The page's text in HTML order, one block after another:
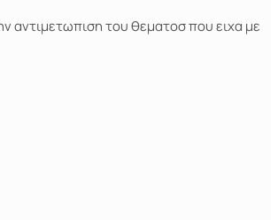
αντιμετωπιση του θεματοσ που ειχα με